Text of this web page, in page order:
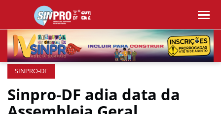
SINPRO-DF
Sinpro-DF adia data da